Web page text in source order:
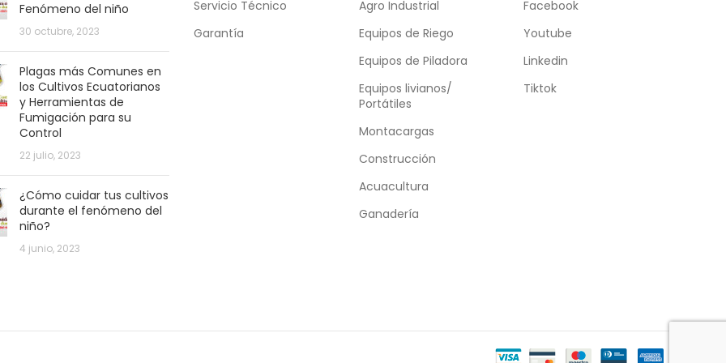
Fenómeno del niño
30 octubre, 2023
Plagas más Comunes en
los Cultivos Ecuatorianos
y Herramientas de
Fumigación para su
Control
22 julio, 2023
¿Cómo cuidar tus cultivos
durante el fenómeno del
niño?
4 junio, 2023
Servicio Técnico
Garantía
Agro Industrial
Equipos de Riego
Equipos de Piladora
Equipos livianos/
Portátiles
Montacargas
Construcción
Acuacultura
Ganadería
Facebook
Youtube
Linkedin
Tiktok